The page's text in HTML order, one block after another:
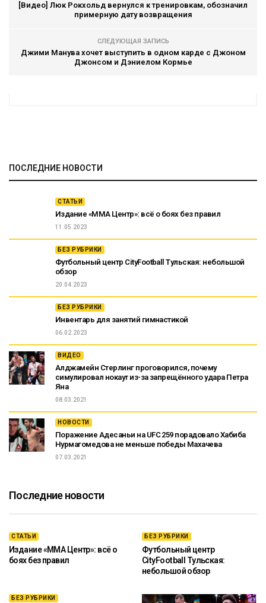
[Видео] Люк Рокхольд вернулся к тренировкам, обозначил
примерную дату возвращения
СЛЕДУЮЩАЯ ЗАПИСЬ
Джими Манува хочет выступить в одном карде с Джоном
Джонсом и Дэниелом Кормье
ПОСЛЕДНИЕ НОВОСТИ
СТАТЬИ
Издание «ММА Центр»: всё о боях без правил
11.05.2023
БЕЗ РУБРИКИ
Футбольный центр CityFootball Тульская: небольшой
обзор
20.04.2023
БЕЗ РУБРИКИ
Инвентарь для занятий гимнастикой
06.02.2023
ВИДЕО
Алджамейн Стерлинг проговорился, почему
симулировал нокаут из-за запрещённого удара Петра
Яна
08.03.2021
НОВОСТИ
Поражение Адесаньи на UFC 259 порадовало Хабиба
Нурмагомедова не меньше победы Махачева
07.03.2021
Последние новости
СТАТЬИ
Издание «ММА Центр»: всё о
боях без правил
БЕЗ РУБРИКИ
Футбольный центр
CityFootball Тульская:
небольшой обзор
БЕЗ РУБРИКИ